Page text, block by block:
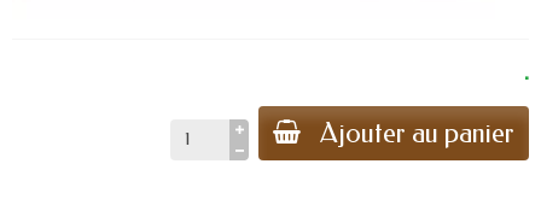
.
Ajouter au panier